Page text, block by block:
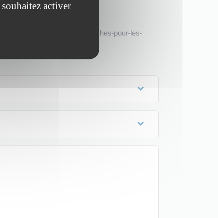
participants</span>
demarches/droits-et-demarches-pour-les-
activer